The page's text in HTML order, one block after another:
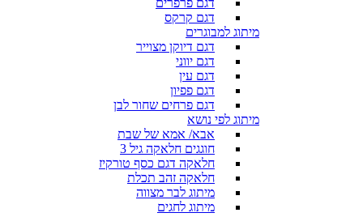
דגם פרפרים
דגם קרקס
מיתוג למבוגרים
דגם דיוקן מצוייר
דגם יווני
דגם עין
דגם פפיון
דגם פרחים שחור לבן
מיתוג לפי נושא
אבא/ אמא של שבת
חוגגים חלאקה גיל 3
חלאקה דגם כסף טורקיז
חלאקה זהב תכלת
מיתוג לבר מצווה
מיתוג לחגים